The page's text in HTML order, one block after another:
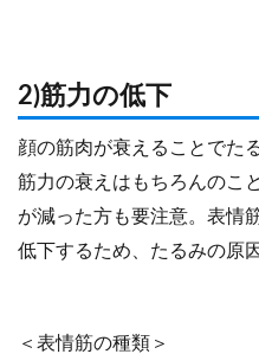
2)筋力の低下
顔の筋肉が衰えることでた
筋力の衰えはもちろんのこ
が減った方も要注意。表情
低下するため、たるみの原
＜表情筋の種類＞